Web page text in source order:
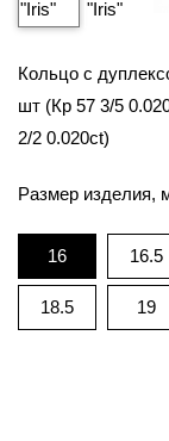
Кольцо с
шт (Кр 57 3/5
2/2 0.020ct)
Размер изделия,
16 16.5
18.5 19